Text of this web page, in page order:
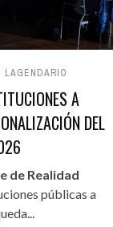
LAGENDARIO
A
DEL
de Realidad
públicas a